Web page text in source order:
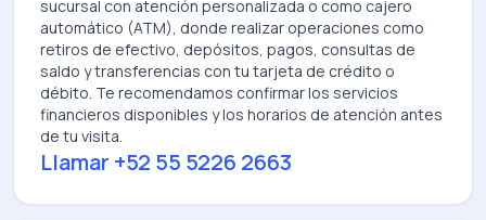
sucursal con atención personalizada o como cajero
automático (ATM), donde realizar operaciones como
retiros de efectivo, depósitos, pagos, consultas de
saldo y transferencias con tu tarjeta de crédito o
débito. Te recomendamos confirmar los servicios
financieros disponibles y los horarios de atención antes
de tu visita.
Llamar +52 55 5226 2663